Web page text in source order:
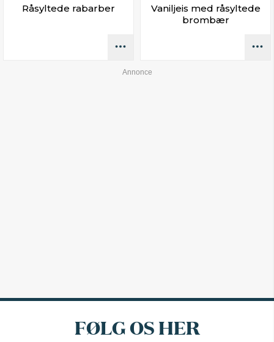
Råsyltede rabarber
Vaniljeis med råsyltede
brombær
FØLG OS HER